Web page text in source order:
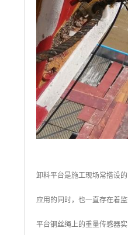
卸料平台是施工现场常搭设
应用的同时，也一直存在着
平台钢丝绳上的重量传感器